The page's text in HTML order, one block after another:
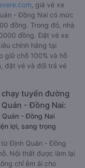
, giá vé xe
- Đồng Nai có mức
đồng. Trong đó, nhà
đồng. Đặt vé xe
chính hãng tại
giữ chỗ 100% và hỗ
đặt vé và đổi trả vé
tuyến đường
- Đồng Nai:
- Đồng Nai
lợi, sang trọng
Định Quán - Đồng
Nội thất được làm lại
chỉ êm ái cho